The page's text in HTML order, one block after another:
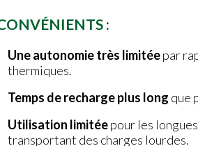
:
Une autonomie très limitéepar
thermiques.
Temps de recharge plus long que
Utilisation limitéepour les
transportant des charges lourdes.